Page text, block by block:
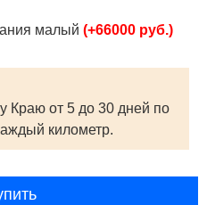
малый (+66000 руб.)
Краю от 5 до 30 дней по
километр.